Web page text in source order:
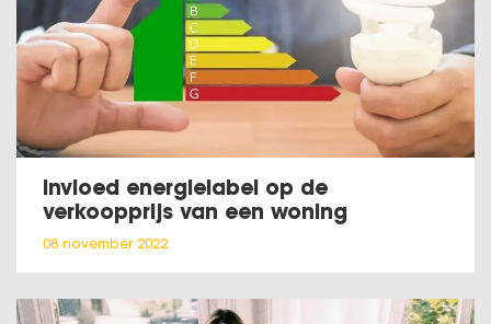
Invloed energielabel op de
verkoopprijs van een woning
08 november 2022